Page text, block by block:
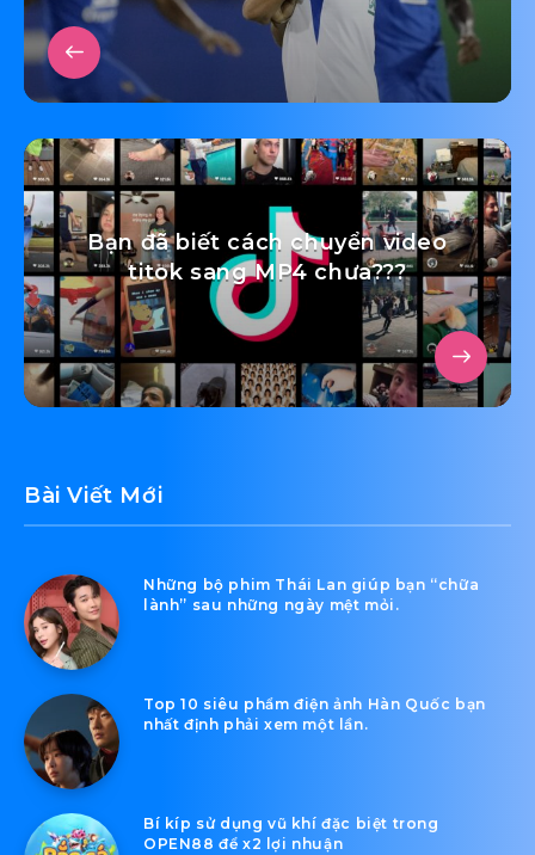
Benzema có thể tái xuất ở World
Cup 2022?
Bạn đã biết cách chuyển video